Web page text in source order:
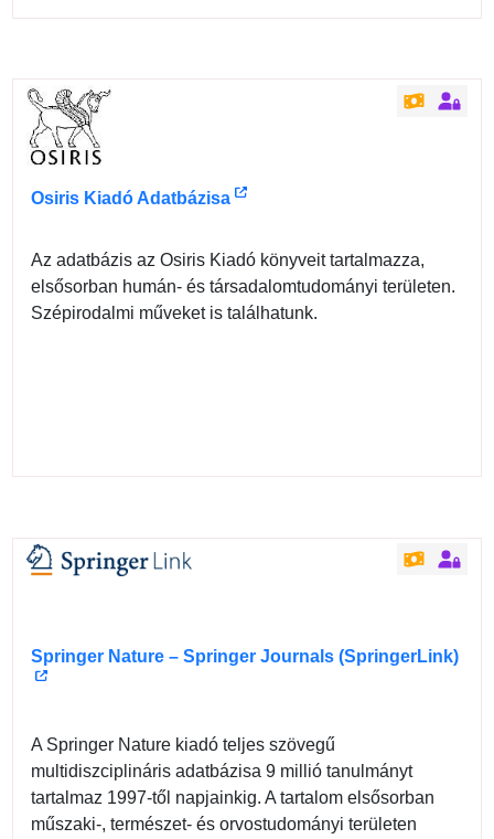
Osiris Kiadó Adatbázisa
Az adatbázis az Osiris Kiadó könyveit tartalmazza,
elsősorban humán- és társadalomtudományi területen.
Szépirodalmi műveket is találhatunk.
Springer Nature – Springer Journals (SpringerLink)
A Springer Nature kiadó teljes szövegű
multidiszciplináris adatbázisa 9 millió tanulmányt
tartalmaz 1997-től napjainkig. A tartalom elsősorban
műszaki-, természet- és orvostudományi területen